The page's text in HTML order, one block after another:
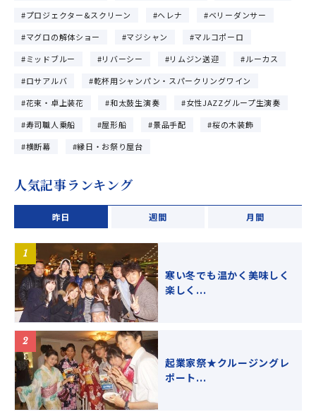
プロジェクター&スクリーン
ヘレナ
ベリーダンサー
マグロの解体ショー
マジシャン
マルコポーロ
ミッドブルー
リバーシー リムジン送迎
ルーカス
ロサアルバ
乾杯用シャンパン・スパークリングワイン
花束・卓上装花
和太鼓生演奏
女性JAZZグループ生演奏
寿司職人乗船
屋形船 景品手配
桜の木装飾
横断幕
縁日・お祭り屋台
人気記事ランキング
昨日 週間 月間
寒い冬でも温かく美味しく
楽しく...
起業家祭★クルージングレ
ポート...